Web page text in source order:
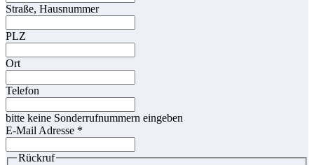
Straße, Hausnummer
PLZ
Ort
Telefon
bitte keine Sonderrufnummern eingeben
E-Mail Adresse *
Rückruf